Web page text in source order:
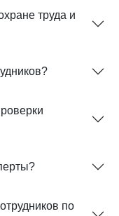
труда и
по